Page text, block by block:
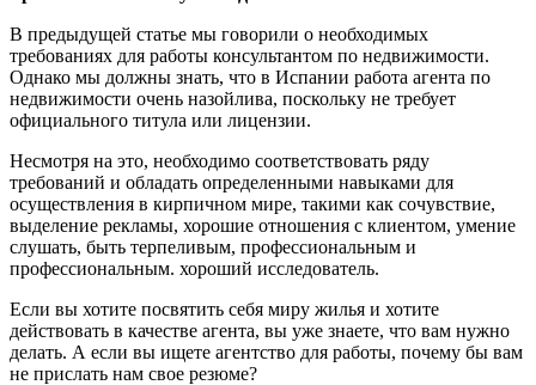
В предыдущей статье мы говорили о необходимых
требованиях для работы консультантом по недвижимости.
Однако мы должны знать, что в Испании работа агента по
недвижимости очень назойлива, поскольку не требует
официального титула или лицензии.
Несмотря на это, необходимо соответствовать ряду
требований и обладать определенными навыками для
осуществления в кирпичном мире, такими как сочувствие,
выделение рекламы, хорошие отношения с клиентом, умение
слушать, быть терпеливым, профессиональным и
профессиональным. хороший исследователь.
Если вы хотите посвятить себя миру жилья и хотите
действовать в качестве агента, вы уже знаете, что вам нужно
делать. А если вы ищете агентство для работы, почему бы вам
не прислать нам свое резюме?